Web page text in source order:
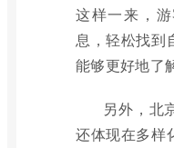
这样一来，
息，轻松找到
能够更好地了
另外，北
还体现在多样